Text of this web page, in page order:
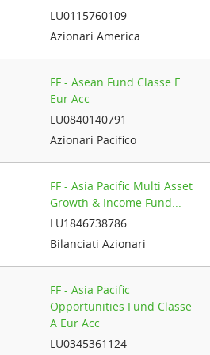
LU0115760109
Azionari America
FF - Asean Fund Classe E
Eur Acc
LU0840140791
Azionari Pacifico
FF - Asia Pacific Multi Asset
Growth & Income Fund...
LU1846738786
Bilanciati Azionari
FF - Asia Pacific
Opportunities Fund Classe
A Eur Acc
LU0345361124